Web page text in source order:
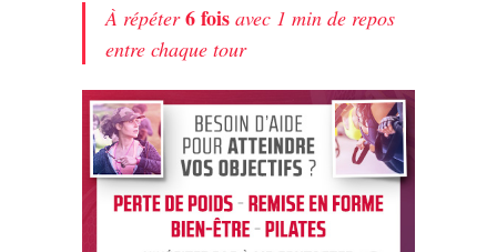
À répéter6 fois avec 1 min de repos
entre chaque tour